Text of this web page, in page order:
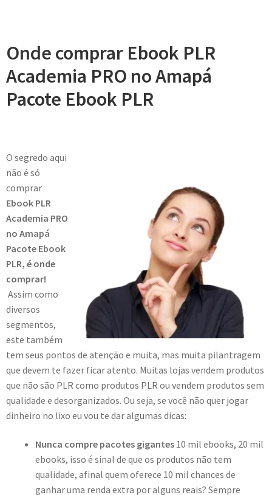
Onde comprar Ebook PLR
Academia PRO no Amapá
Pacote Ebook PLR
O segredo aqui
não é só
comprar
Ebook PLR
Academia PRO
no Amapá
Pacote Ebook
PLR, é onde
comprar!
Assim como
diversos
segmentos,
este também
tem seus pontos de atenção e muita, mas muita pilantragem
que devem te fazer ficar atento. Muitas lojas vendem produtos
que não são PLR como produtos PLR ou vendem produtos sem
qualidade e desorganizados. Ou seja, se você não quer jogar
dinheiro no lixo eu vou te dar algumas dicas:
Nunca compre pacotes gigantes 10 mil ebooks, 20 mil
ebooks, isso é sinal de que os produtos não tem
qualidade, afinal quem oferece 10 mil chances de
ganhar uma renda extra por alguns reais? Sempre